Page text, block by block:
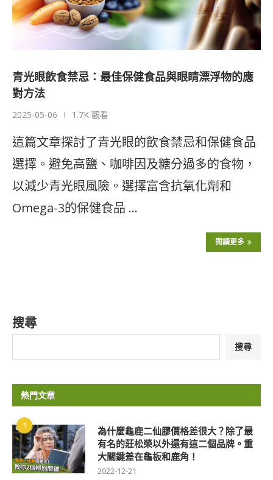
青光眼飲食禁忌：最佳保健食品與眼睛漂浮物的應
對方法
2025-05-06 1.7K 觀看
這篇文章探討了青光眼的飲食禁忌和保健食品
選擇。避免高鹽、咖啡因及糖分過多的食物，
以減少青光眼風險。選擇富含抗氧化劑和
Omega-3的保健食品 …
閱讀更多
搜尋
搜尋
熱門文章
1
為什麼龜鹿二仙膠價格差很大？除了最
有名的莊松榮以外還有這二個品牌。重
大關鍵差在龜板和鹿角！
2022-12-21